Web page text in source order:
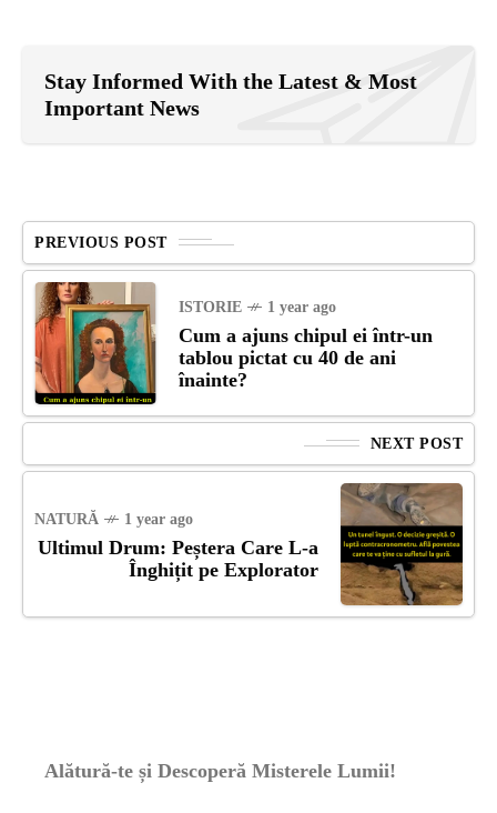
Stay Informed With the Latest & Most
Important News
PREVIOUS POST
ISTORIE 1 year ago
Cum a ajuns chipul ei într-un
tablou pictat cu 40 de ani
înainte?
NEXT POST
NATURĂ 1 year ago
Ultimul Drum: Peștera Care L-a
Înghițit pe Explorator
Alătură-te și Descoperă Misterele Lumii!